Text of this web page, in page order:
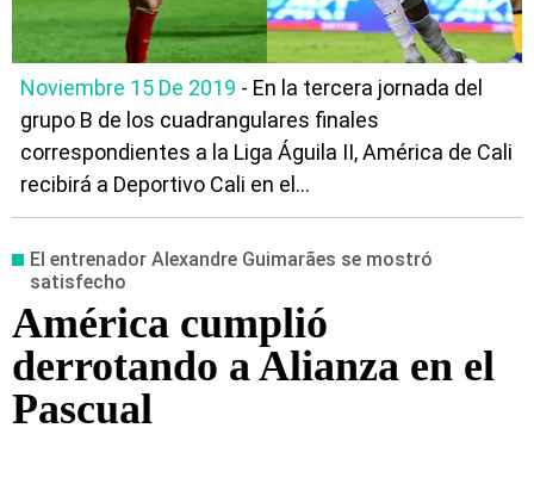
Noviembre 15 De 2019 - En la tercera jornada del
grupo B de los cuadrangulares finales
correspondientes a la Liga Águila II, América de Cali
recibirá a Deportivo Cali en el...
El entrenador Alexandre Guimarães se mostró
satisfecho
América cumplió
derrotando a Alianza en el
Pascual